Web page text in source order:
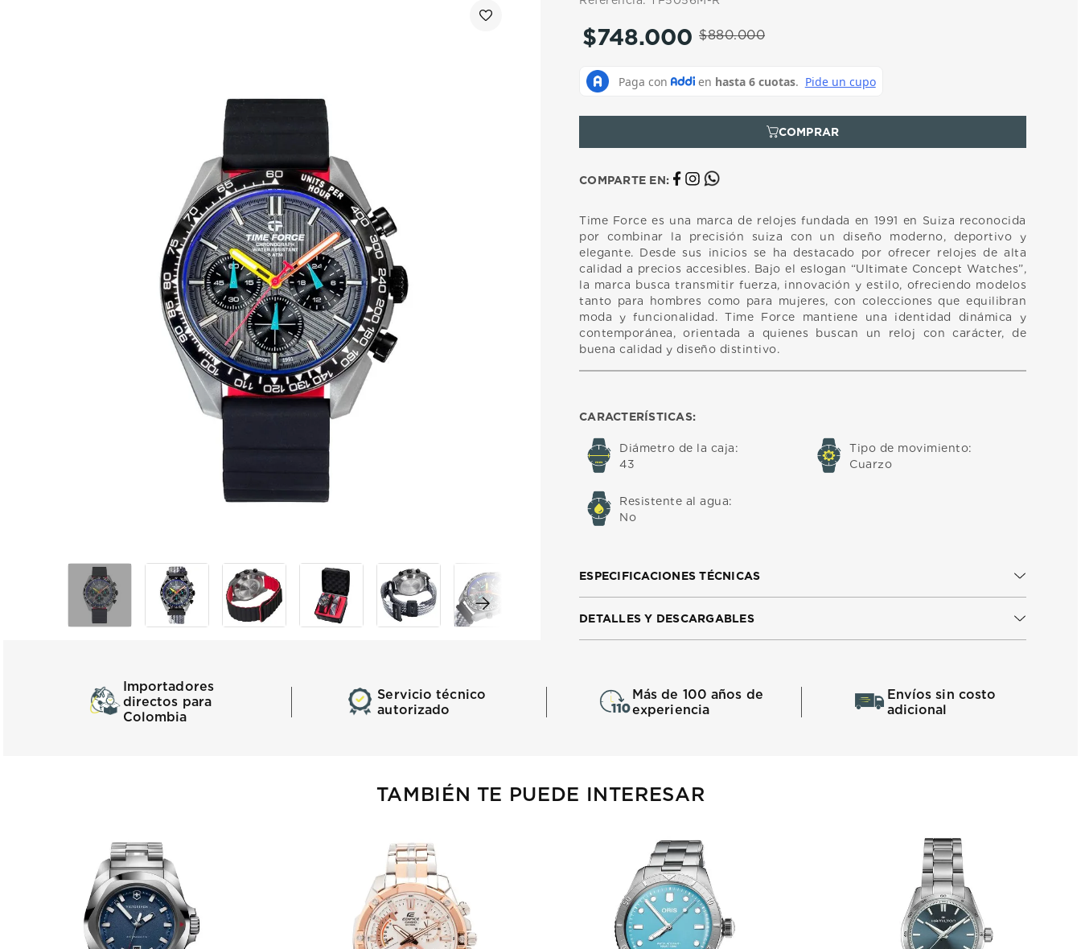
$880.000
$748.000
COMPARTE EN:
Time Force es una marca de relojes fundada en 1991 en Suiza reconocida
por combinar la precisión suiza con un diseño moderno, deportivo y
elegante. Desde sus inicios se ha destacado por ofrecer relojes de alta
calidad a precios accesibles. Bajo el eslogan “Ultimate Concept Watches”,
la marca busca transmitir fuerza, innovación y estilo, ofreciendo modelos
tanto para hombres como para mujeres, con colecciones que equilibran
moda y funcionalidad. Time Force mantiene una identidad dinámica y
contemporánea, orientada a quienes buscan un reloj con carácter, de
buena calidad y diseño distintivo.
CARACTERÍSTICAS:
Diámetro de la caja:
43
Tipo de movimiento:
Cuarzo
Resistente al agua:
No
ESPECIFICACIONES TÉCNICAS
DETALLES Y DESCARGABLES
Servicio técnico
autorizado
Importadores
directos para
Colombia
Más de 100 años de
experiencia
Envíos sin costo
adicional
TAMBIÉN TE PUEDE INTERESAR
casio